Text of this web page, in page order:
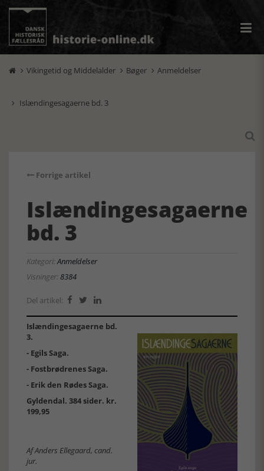
 Vikingetid og Middelalder  Bøger  Anmeldelser
 Islændingesagaerne bd. 3

Forrige artikel
Islændingesagaerne
bd. 3
Kategori:Anmeldelser
Visninger:8384
Del artikel:   
Islændingesagaerne bd.
3.
- Egils Saga.
- Fostbrødrenes Saga.
- Erik den Rødes Saga.
Gyldendal. 384 sider. kr.
199,95
Af Anders Ellegaard, cand.
jur.